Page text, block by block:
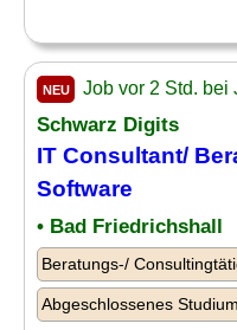
NEU Job vor 2 Std. bei
Schwarz Digits
IT Consultant/
Software
• Bad Friedrichshall
Beratungs-/
Abgeschlossenes Studium